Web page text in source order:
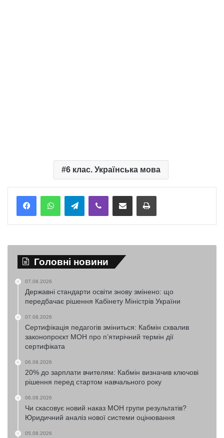
6 клас. Українська мова
TelegramViber Надіслати електронною поштоюНадрукувати
Головні новини
07.08.2026
Державні стандарти освіти знову змінено: що
передбачає рішення Кабінету Міністрів України
07.08.2026
Сертифікація педагогів зміниться: Кабмін схвалив
законопроєкт МОН про п’ятирічний термін дії
сертифіката
06.08.2026
20% до зарплати вчителям: Кабмін визначив ключові
рішення перед стартом навчального року
06.08.2026
Чи скасовує новий наказ МОН групи результатів?
Юридичний аналіз нової системи оцінювання
05.08.2026